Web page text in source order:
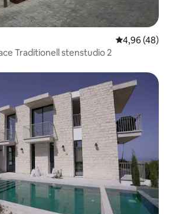
4,96 av 5 i
4,96 (48)
Traditionell stenstudio 2